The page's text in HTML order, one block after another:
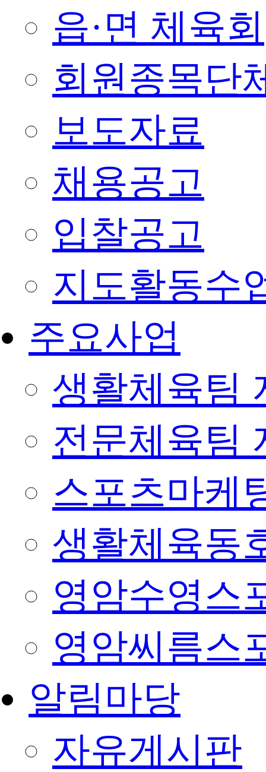
읍·면 체육회
회원종목단
보도자료
채용공고
입찰공고
지도활동수
주요사업
생활체육팀
전문체육팀
스포츠마케
생활체육동
영암수영스
영암씨름스
알림마당
자유게시판